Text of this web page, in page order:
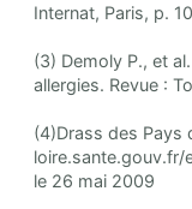
Internat, Paris, p.
(3) Demoly P., et
allergies. Revue :
(4)Drass des
le 26 mai 2009